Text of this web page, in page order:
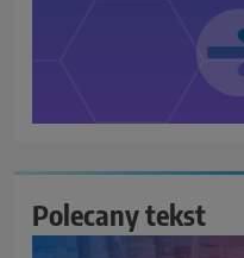
Polecany tekst